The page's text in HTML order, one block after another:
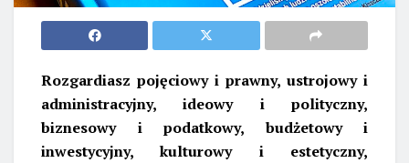
Rozgardiasz pojęciowy i prawny, ustrojowy i
administracyjny, ideowy i polityczny,
biznesowy i podatkowy, budżetowy i
inwestycyjny, kulturowy i estetyczny,